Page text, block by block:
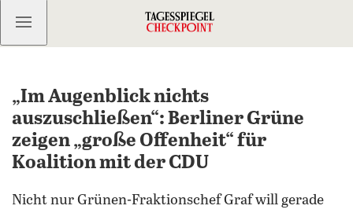
Kostenlos anmelden
„Im Augenblick nichts
auszuschließen“: Berliner Grüne
zeigen „große Offenheit“ für
Koalition mit der CDU
Nicht nur Grünen-Fraktionschef Graf will gerade